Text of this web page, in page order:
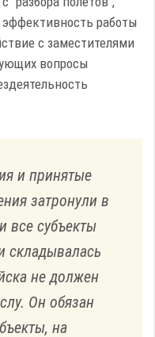
работы
с заместителями
вопросы
и принятые
затронули в
все субъекты
складывалась
не должен
Он обязан
на